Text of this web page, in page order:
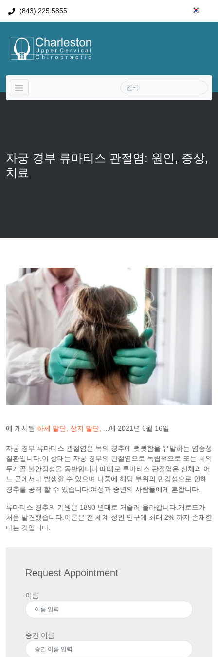
(843) 225 5855
자궁 경부 류마티스 관절염: 원인, 증상,
치료
에 게시됨 하체 말단 상지 말단 ...에 2021년 6월 16일
자궁 경부 류마티스 관절염은 목의 경추에 뻣뻣함을 유발하는 염증성
질환입니다.이 상태는 자궁 경부의 관절염으로 독립적으로 또는 뇌의
두개골 불안정성을 동반합니다.때때로 류마티스 관절염은 신체의 어
느 곳에서나 발생할 수 있으며 나중에 해당 부위의 민감성으로 인해
경추를 공격 할 수 있습니다.여성과 중년의 사람들에게 흔합니다.
류마티스 경추의 기원은 1890 년대로 거슬러 올라갑니다.개로드가
처음 발견했습니다.이론은 전 세계 성인 인구에 최대 2% 까지 존재한
다는 것입니다.
Request Appointment
이름
중간 이름